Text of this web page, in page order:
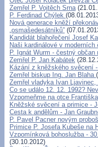
Zemřel P. Vojtěch Srna
P. Ferdinad Chýlek
Nová generace kněží
„osmašedesátníků”
Kandidát blahořečení Josef
Naši kardinálové v
P. Ignát Wurm - čestný
Zemřel P. Jan Kabátek
Kázání z kněžského svěcení
Zemřel biskup Ing. Jan Blaha
Zemřel vladyka Ivan
Co se událo 12. 12. 1992?
Vzpomeňme na otce
Kněžské svěcení a primice -
Cesta k andělům - Jan
P. Pavel Pacner novým
Primice P. Josefa Kubeše na
Vzpomínková bohoslužba -
(30.10.2012)